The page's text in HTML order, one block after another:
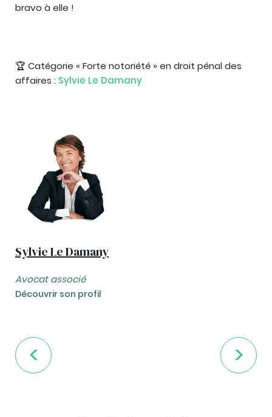
bravo à elle !
🏆 Catégorie « Forte notoriété » en droit pénal des
affaires : Sylvie Le Damany
Sylvie Le Damany
Avocat associé
Découvrir son profil